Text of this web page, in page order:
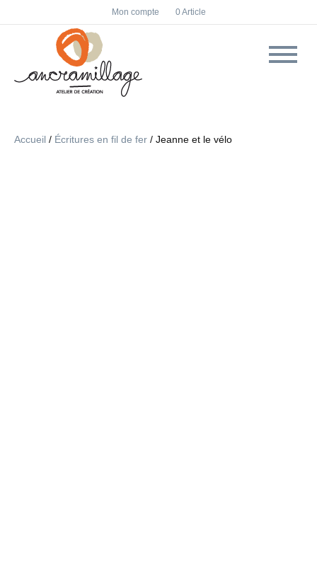
F
a
c
I
n
s
Mon compte 0 Article
Accueil / Écritures en fil de fer / Jeanne et le vélo